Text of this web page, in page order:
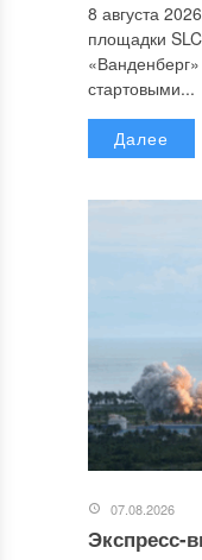
8 августа
площадки
стартовыми...
Далее
07.08.2026
Экспресс-